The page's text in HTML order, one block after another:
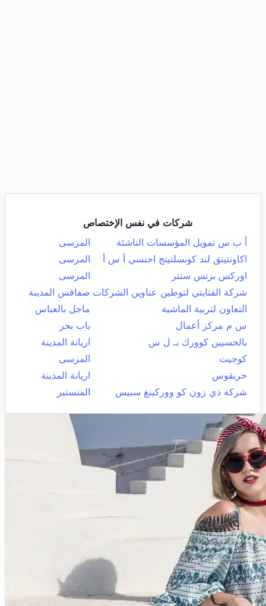
شركات في نفس الإختصاص
أ ب س تمويل المؤسسات الناشئة
المرسى
اكاونتينق لند كونسلتينج اجنسي أ س أ
المرسى
اوركس بزنس سنتر
المرسى
شركة الفتايتي لتوطين عناوين الشركات صفاقس المدينة
التعاون لتربية الماشية
ماجل بالعباس
س م مركز أعمال
باب بحر
بالحسيين كوورك بـ ل س
اريانة المدينة
كوجيت
المرسى
حريقوس
اريانة المدينة
شركة ذي زون كو ووركينغ سبيس
المنستير